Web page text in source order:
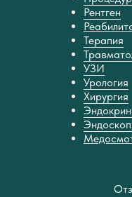
Рентген
Терапия
УЗИ
Урология
Хирургия